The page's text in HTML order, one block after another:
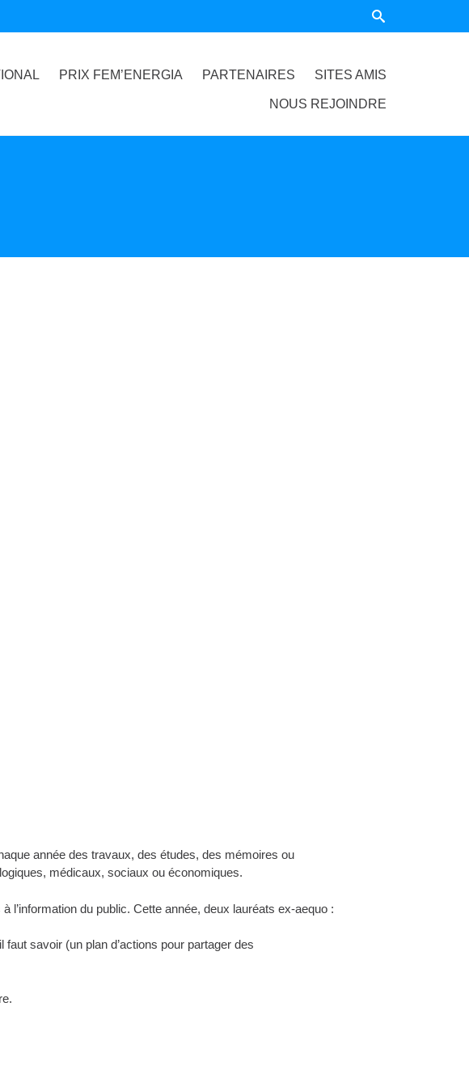
PRIX FEM’ENERGIA PARTENAIRES SITES AMIS
NOUS REJOINDRE
année des travaux, des études, des mémoires ou
médicaux, sociaux ou économiques.
du public. Cette année, deux lauréats ex-aequo :
savoir (un plan d’actions pour partager des